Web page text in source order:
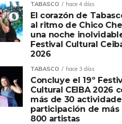
TABASCO hace 4 días
El corazón de
al ritmo de Chico
una noche
Festival Cultural
2026
TABASCO hace 3 días
Concluye el 19º
Cultural CEIBA 2026
más de 30
participación de más
800 artistas